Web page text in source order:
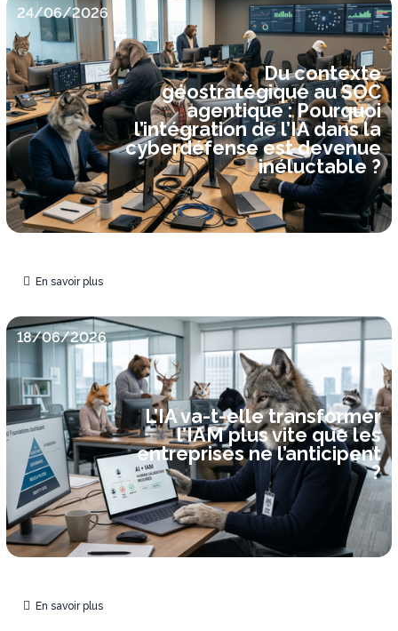
24/06/2026
Du contexte
géostratégique au SOC
agentique : Pourquoi
l’intégration de l’IA dans la
cyberdéfense est devenue
inéluctable ?
En savoir plus
18/06/2026
L’IA va-t-elle transformer
l’IAM plus vite que les
entreprises ne l’anticipent
?
En savoir plus